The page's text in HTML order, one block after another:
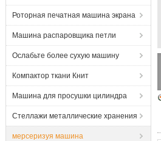
Роторная печатная машина экрана
Машина распаровщика петли
Ослабьте более сухую машину
Компактор ткани Книт
Машина для просушки цилиндра
Стеллажи металлические хранения
мерсеризуя машина